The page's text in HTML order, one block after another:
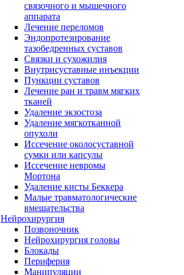
связочного и мышечного
аппарата
Лечение переломов
Эндопротезирование
тазобедренных суставов
Связки и сухожилия
Внутрисуставные инъекции
Пункции суставов
Лечение ран и травм мягких
тканей
Удаление экзостоза
Удаление мягкотканной
опухоли
Иссечение околосуставной
сумки или капсулы
Иссечение невромы
Мортона
Удаление кисты Беккера
Малые травматологические
вмешательства
Нейрохирургия
Позвоночник
Нейрохирургия головы
Блокады
Периферия
Манипуляции